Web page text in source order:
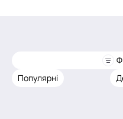
Популярні